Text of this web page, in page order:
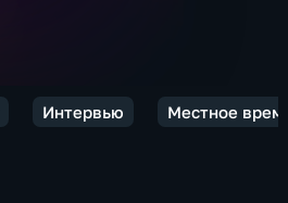
Интервью Местное